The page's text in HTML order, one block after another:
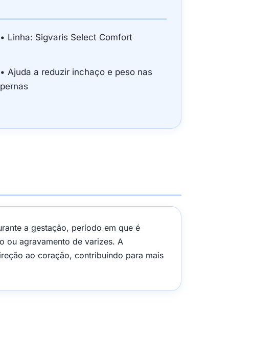
• Linha: Sigvaris Select Comfort
• Ajuda a reduzir inchaço e peso nas
pernas
a gestação, período em que é
ou agravamento de varizes. A
ao coração, contribuindo para mais